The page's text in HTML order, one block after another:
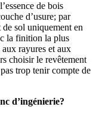
de bois
d’usure; par
sol uniquement en
la finition la plus
rayures et aux
choisir le revêtement
trop tenir compte de
d’ingénierie?